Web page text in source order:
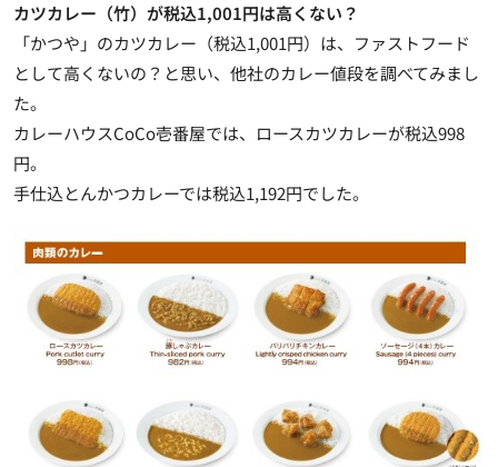
カツカレー（竹）が税込1,001円は高くない？
「かつや」のカツカレー（税込1,001円）は、ファストフード
として高くないの？と思い、他社のカレー値段を調べてみまし
た。
カレーハウスCoCo壱番屋では、ロースカツカレーが税込998
円。
手仕込とんかつカレーでは税込1,192円でした。